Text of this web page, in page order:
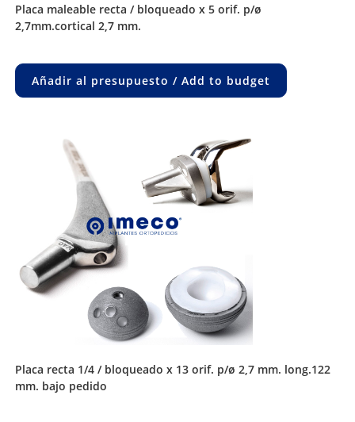
placa maleable recta / bloqueado x 5 orif. p/ø
2,7mm.cortical 2,7 mm.
Añadir al presupuesto / Add to budget
placa recta 1/4 / bloqueado x 13 orif. p/ø 2,7 mm. long.122
mm. bajo pedido